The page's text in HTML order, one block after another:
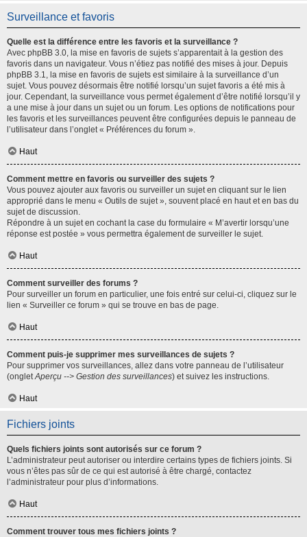
Surveillance et favoris
Quelle est la différence entre les favoris et la surveillance ?
Avec phpBB 3.0, la mise en favoris de sujets s’apparentait à la gestion des
favoris dans un navigateur. Vous n’étiez pas notifié des mises à jour. Depuis
phpBB 3.1, la mise en favoris de sujets est similaire à la surveillance d’un
sujet. Vous pouvez désormais être notifié lorsqu’un sujet favoris a été mis à
jour. Cependant, la surveillance vous permet également d’être notifié lorsqu’il y
a une mise à jour dans un sujet ou un forum. Les options de notifications pour
les favoris et les surveillances peuvent être configurées depuis le panneau de
l’utilisateur dans l’onglet « Préférences du forum ».
Haut
Comment mettre en favoris ou surveiller des sujets ?
Vous pouvez ajouter aux favoris ou surveiller un sujet en cliquant sur le lien
approprié dans le menu « Outils de sujet », souvent placé en haut et en bas du
sujet de discussion.
Répondre à un sujet en cochant la case du formulaire « M’avertir lorsqu’une
réponse est postée » vous permettra également de surveiller le sujet.
Haut
Comment surveiller des forums ?
Pour surveiller un forum en particulier, une fois entré sur celui-ci, cliquez sur le
lien « Surveiller ce forum » qui se trouve en bas de page.
Haut
Comment puis-je supprimer mes surveillances de sujets ?
Pour supprimer vos surveillances, allez dans votre panneau de l’utilisateur
(ongletAperçu --> Gestion des surveillances) et suivez les instructions.
Haut
Fichiers joints
Quels fichiers joints sont autorisés sur ce forum ?
L’administrateur peut autoriser ou interdire certains types de fichiers joints. Si
vous n’êtes pas sûr de ce qui est autorisé à être chargé, contactez
l’administrateur pour plus d’informations.
Haut
Comment trouver tous mes fichiers joints ?